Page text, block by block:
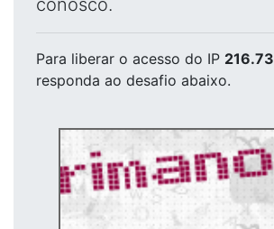
conosco.
Para liberar o acesso do IP
responda ao desafio abaixo.